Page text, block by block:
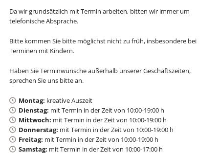
Da wir grundsätzlich mit Termin arbeiten, bitten wir immer um
telefonische Absprache.
Bitte kommen Sie bitte möglichst nicht zu früh, insbesondere bei
Terminen mit Kindern.
Haben Sie Terminwünsche außerhalb unserer Geschäftszeiten,
sprechen Sie uns bitte an.
Montag: kreative Auszeit
Dienstag: mit Termin in der Zeit von 10:00-19:00 h
Mittwoch: mit Termin in der Zeit von 10:00-19:00 h
Donnerstag: mit Termin in der Zeit von 10:00-19:00 h
Freitag: mit Termin in der Zeit von 10:00-19:00 h
Samstag: mit Termin in der Zeit von 10:00-17:00 h